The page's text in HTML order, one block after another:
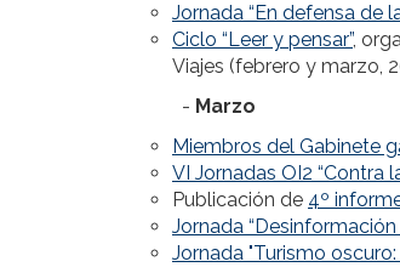
Jornada “En defensa de
Ciclo “Leer y pensar”,
Viajes (febrero y marzo,
- Marzo
Miembros del Gabinete
VI Jornadas OI2 “Contra
Publicación de 4º
Jornada
Jornada "Turismo